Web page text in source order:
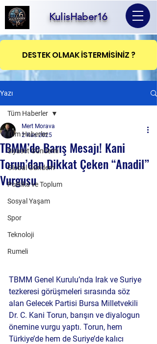
KulisHaber16
DESTEK OLMAK İSTERMİSİNİZ ?
Yazı
Tüm Haberler
Siyaset Gündemi
Global Gündem
Politika ve Toplum
Sosyal Yaşam
Spor
Teknoloji
Rumeli
Tüm Haberler
TBMM’de Barış Mesajı! Kani
Torun’dan Dikkat Çeken “Anadil”
Vurgusu
Mert Morava
2 Kas 2025
TBMM Genel Kurulu’nda Irak ve Suriye
tezkeresi görüşmeleri sırasında söz
alan Gelecek Partisi Bursa Milletvekili
Dr. C. Kani Torun, barışın ve diyalogun
önemine vurgu yaptı. Torun, hem
Türkiye’de hem de Suriye’de kalıcı